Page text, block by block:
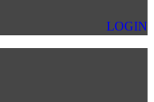
LOGIN